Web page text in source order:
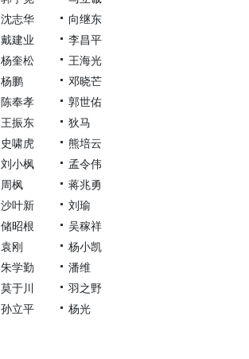
沈志华
向继东
戴建业
李昌平
杨奎松
王海光
杨鹏
邓晓芒
陈奉孝
郭世佑
王振东
狄马
史啸虎
熊培云
刘小枫
孟令伟
周枫
蒋兆勇
沙叶新
刘瑜
储昭根
吴稼祥
袁刚
杨小凯
朱学勤
潘维
莫于川
羽之野
孙立平 杨光